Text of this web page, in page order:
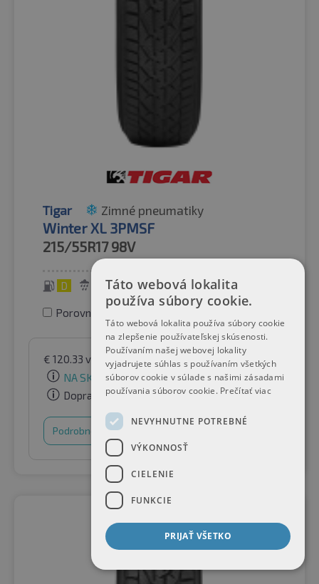
Tigar Zimné pneumatiky
Winter XL 3PMSF
215/55R17 98V
D 72 dB
Porovnať pneumatiky
€ 120.33 vrátane DPH
podľa Raifen Paket GmbH
NA SKLADE
Doprava zadarmo
Podrobnosti
Táto webová lokalita
používa súbory cookie.
Táto webová lokalita používa súbory cookie
na zlepšenie používateľskej skúsenosti.
Používaním našej webovej lokality
vyjadrujete súhlas s používaním všetkých
súborov cookie v súlade s našimi zásadami
používania súborov cookie. Prečítať viac
NEVYHNUTNE POTREBNÉ
VÝKONNOSŤ
CIELENIE
FUNKCIE
PRIJAŤ VŠETKO